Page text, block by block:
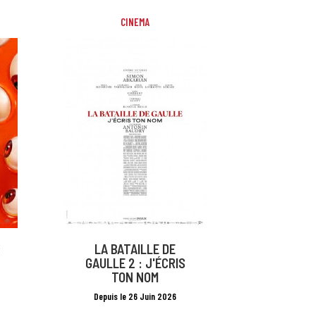
CINEMA
LA BATAILLE DE
GAULLE 2 : J'ÉCRIS
TON NOM
Depuis le 26 Juin 2026